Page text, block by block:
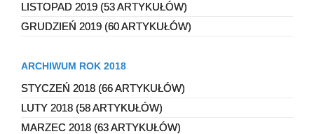
LISTOPAD 2019 (53 ARTYKUŁÓW)
GRUDZIEŃ 2019 (60 ARTYKUŁÓW)
ARCHIWUM ROK 2018
STYCZEŃ 2018 (66 ARTYKUŁÓW)
LUTY 2018 (58 ARTYKUŁÓW)
MARZEC 2018 (63 ARTYKUŁÓW)